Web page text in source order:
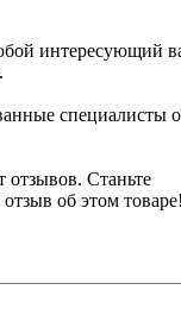
интересующий
специалисты
отзывов. Станьте
об этом товаре!